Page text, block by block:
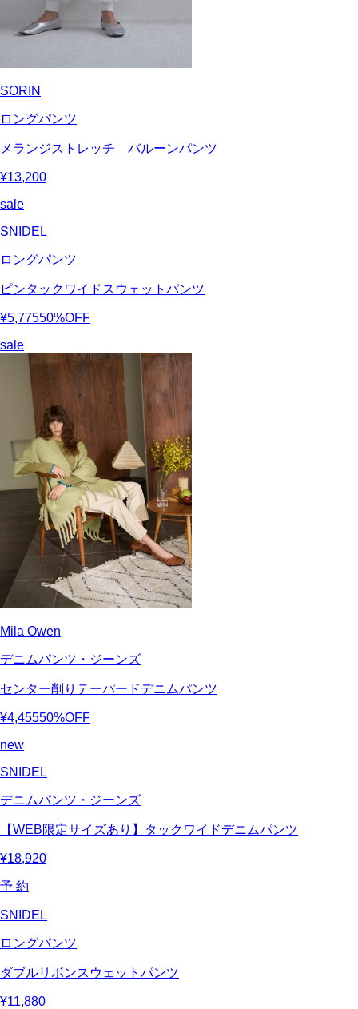
SORIN
ロングパンツ
メランジストレッチ バルーンパンツ
¥13,200
sale
SNIDEL
ロングパンツ
ピンタックワイドスウェットパンツ
¥5,77550%OFF
sale
Mila Owen
デニムパンツ・ジーンズ
センター削りテーパードデニムパンツ
¥4,45550%OFF
new
SNIDEL
デニムパンツ・ジーンズ
【WEB限定サイズあり】タックワイドデニムパンツ
¥18,920
予 約
SNIDEL
ロングパンツ
ダブルリボンスウェットパンツ
¥11,880